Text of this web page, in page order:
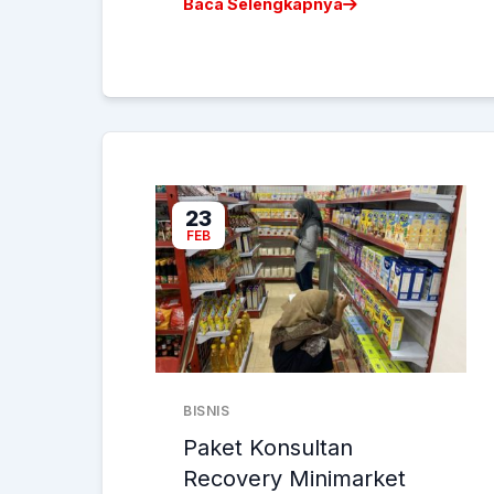
Baca Selengkapnya
23
FEB
BISNIS
Paket Konsultan
Recovery Minimarket